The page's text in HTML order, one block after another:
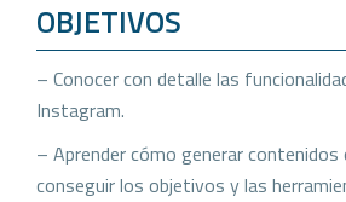
OBJETIVOS
– Conocer con detalle las
Instagram.
– Aprender cómo generar contenidos
conseguir los objetivos y las